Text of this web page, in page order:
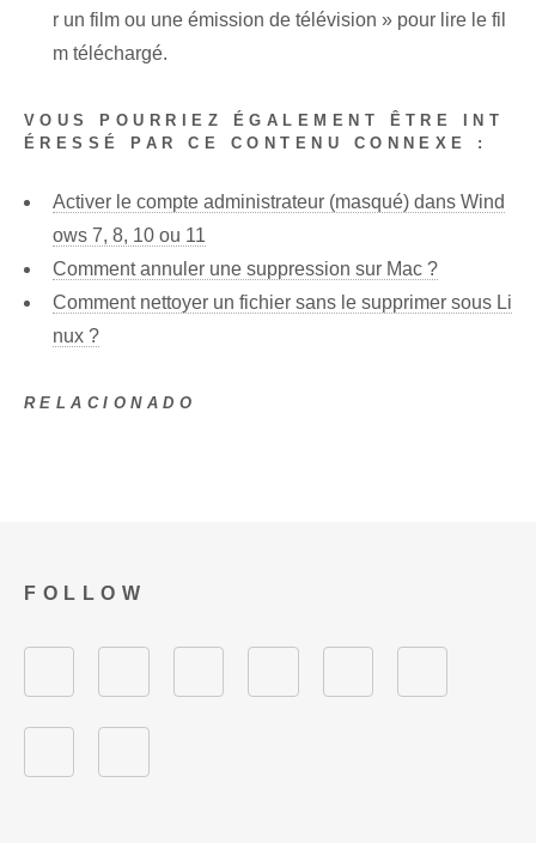
r un film ou une émission de télévision » pour lire le fil
m téléchargé.
VOUS POURRIEZ ÉGALEMENT ÊTRE INT
ÉRESSÉ PAR CE CONTENU CONNEXE :
Activer le compte administrateur (masqué) dans Wind
ows 7, 8, 10 ou 11
Comment annuler une suppression sur Mac ?
Comment nettoyer un fichier sans le supprimer sous Li
nux ?
RELACIONADO
FOLLOW